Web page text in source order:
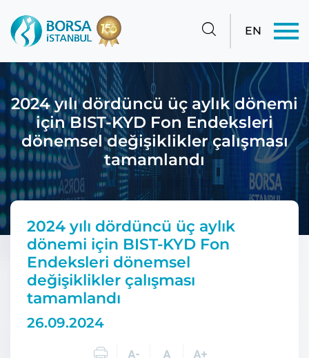
EN
2024 yılı dördüncü üç aylık dönemi
için BIST-KYD Fon Endeksleri
dönemsel değişiklikler çalışması
tamamlandı
2024 yılı dördüncü üç aylık
dönemi için BIST-KYD Fon
Endeksleri dönemsel
değişiklikler çalışması
tamamlandı
26.09.2024